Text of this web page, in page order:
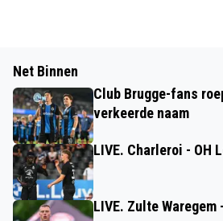
Net Binnen
Club Brugge-fans
verkeerde naam
LIVE. Charleroi - OH
LIVE. Zulte Waregem